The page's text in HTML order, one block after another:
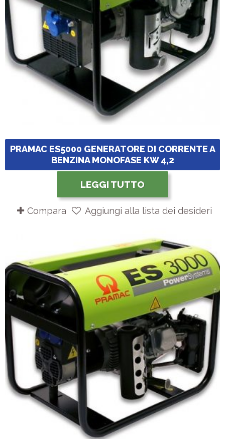
PRAMAC ES5000 GENERATORE DI CORRENTE A
BENZINA MONOFASE KW 4,2
LEGGI TUTTO
Compara Aggiungi alla lista dei desideri